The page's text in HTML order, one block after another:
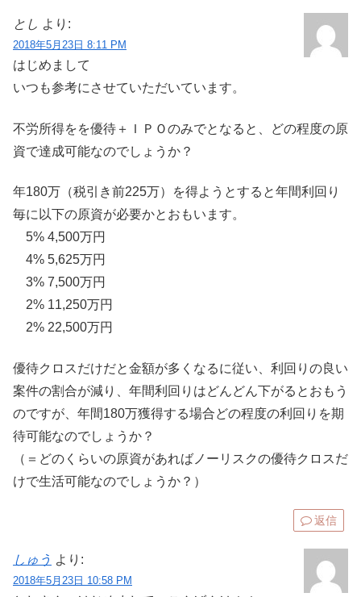
とし より:
2018年5月23日 8:11 PM
はじめまして
いつも参考にさせていただいています。
不労所得をを優待＋ＩＰＯのみでとなると、どの程度の原
資で達成可能なのでしょうか？
年180万（税引き前225万）を得ようとすると年間利回り
毎に以下の原資が必要かとおもいます。
5% 4,500万円
4% 5,625万円
3% 7,500万円
2% 11,250万円
2% 22,500万円
優待クロスだけだと金額が多くなるに従い、利回りの良い
案件の割合が減り、年間利回りはどんどん下がるとおもう
のですが、年間180万獲得する場合どの程度の利回りを期
待可能なのでしょうか？
（＝どのくらいの原資があればノーリスクの優待クロスだ
けで生活可能なのでしょうか？）
返信
しゅう より:
2018年5月23日 10:58 PM